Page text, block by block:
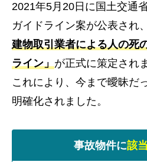
2021年5月20日に国土交通
ガイドライン案が公表され
建物取引業者による人の死
ライン」が正式に策定され
これにより、今まで曖昧だ
明確化されました。
事故物件に該